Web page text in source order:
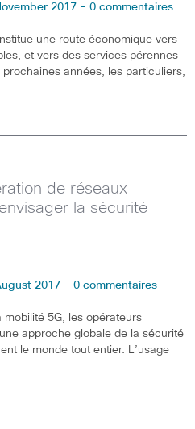
2017 - 0 commentaires
une route économique vers
et vers des services pérennes
années, les particuliers,
de réseaux
la sécurité
2017 - 0 commentaires
5G, les opérateurs
approche globale de la sécurité
le monde tout entier. L’usage